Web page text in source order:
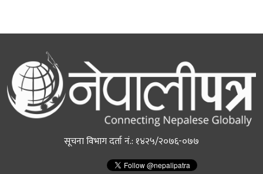
सूचना विभाग दर्ता नं.: १४२५/२०७६-०७७